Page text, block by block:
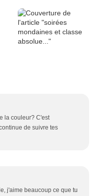
la couleur? C'est
de suivre tes
j'aime beaucoup ce que tu